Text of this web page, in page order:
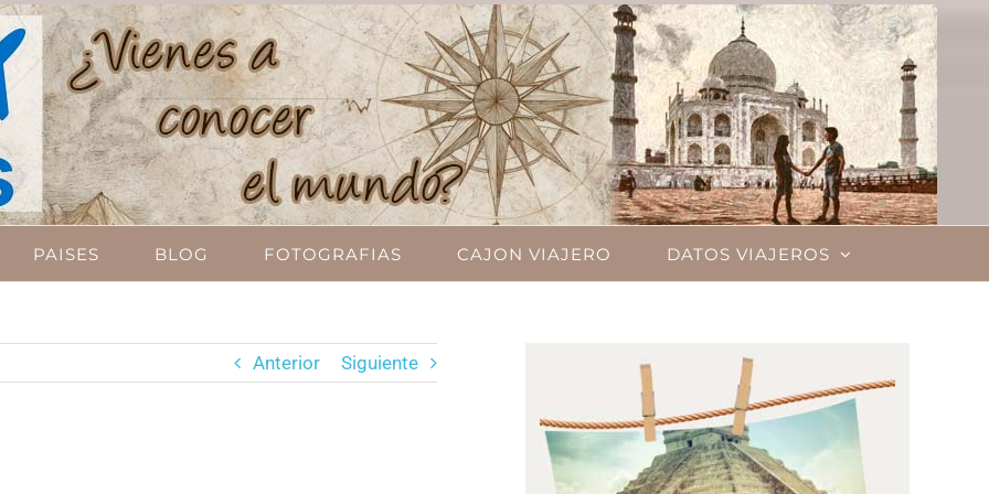
PAISES BLOG FOTOGRAFIAS CAJON VIAJERO DATOS VIAJEROS
Anterior Siguiente